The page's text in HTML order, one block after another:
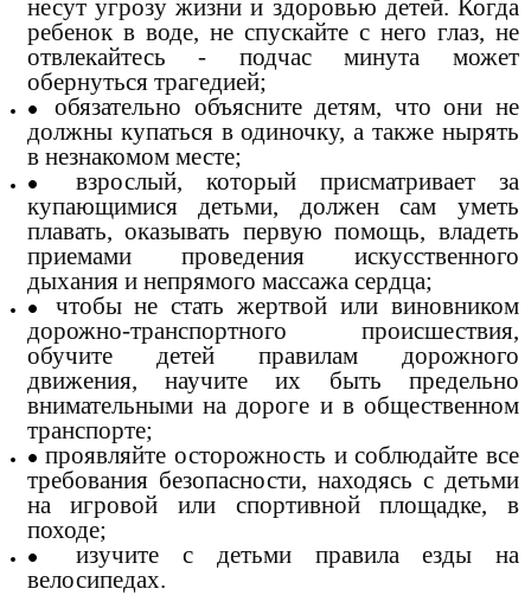
несут угрозу жизни и здоровью детей. Когда
ребенок в воде, не спускайте с него глаз, не
отвлекайтесь - подчас минута может
обернуться трагедией;
обязательно объясните детям, что они не
должны купаться в одиночку, а также нырять
в незнакомом месте;
взрослый, который присматривает за
купающимися детьми, должен сам уметь
плавать, оказывать первую помощь, владеть
приемами проведения искусственного
дыхания и непрямого массажа сердца;
чтобы не стать жертвой или виновником
дорожно-транспортного происшествия,
обучите детей правилам дорожного
движения, научите их быть предельно
внимательными на дороге и в общественном
транспорте;
проявляйте осторожность и соблюдайте все
требования безопасности, находясь с детьми
на игровой или спортивной площадке, в
походе;
изучите с детьми правила езды на
велосипедах.